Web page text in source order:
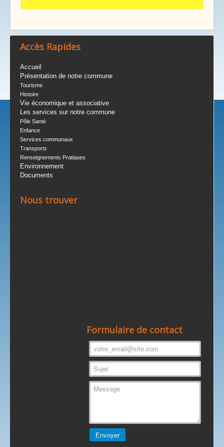
Accès Rapides
Accueil
Présentation de notre commune
Tourisme
Histoire
Vie économique et associative
Les services sur notre commune
Pôle Santé
Enfance
Services communaux
Transports
Renseignements Pratiques
Environnement
Documents
Nous trouver
Formulaire de contact